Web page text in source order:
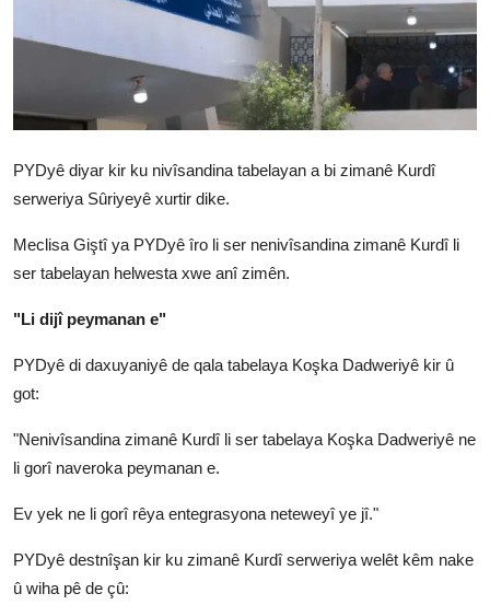
Türkçe Kurdi
PYDyê diyar kir ku nivîsandina tabelayan a bi zimanê Kurdî
serweriya Sûriyeyê xurtir dike.
Meclisa Giştî ya PYDyê îro li ser nenivîsandina zimanê Kurdî li
ser tabelayan helwesta xwe anî zimên.
"Li dijî peymanan e"
PYDyê di daxuyaniyê de qala tabelaya Koşka Dadweriyê kir û
got:
"Nenivîsandina zimanê Kurdî li ser tabelaya Koşka Dadweriyê ne
li gorî naveroka peymanan e.
Ev yek ne li gorî rêya entegrasyona neteweyî ye jî."
PYDyê destnîşan kir ku zimanê Kurdî serweriya welêt kêm nake
û wiha pê de çû: